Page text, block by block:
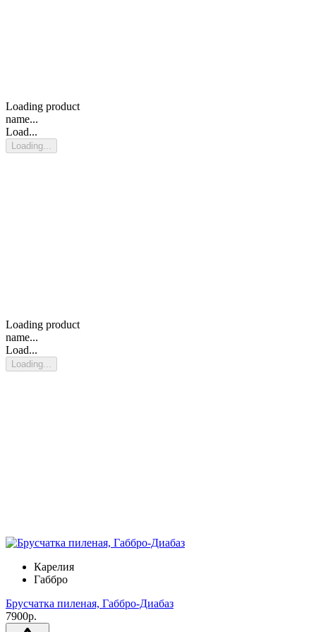
Loading product
name...
Load...
Loading...
Loading product
name...
Load...
Loading...
Карелия
Габбро
Брусчатка пиленая, Габбро-Диабаз
7900р.